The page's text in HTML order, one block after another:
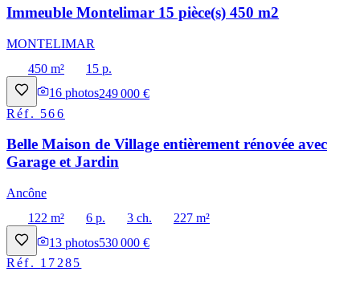
Immeuble Montelimar 15 pièce(s) 450 m2
MONTELIMAR
450 m²
15 p.
16 photos249 000 €
Réf. 566
Belle Maison de Village entièrement rénovée avec
Garage et Jardin
Ancône
122 m²
6 p. 3 ch.
227 m²
13 photos530 000 €
Réf. 17285